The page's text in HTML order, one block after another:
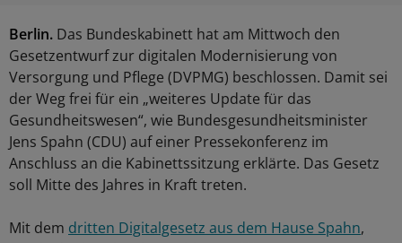
Berlin. Das Bundeskabinett hat am Mittwoch den
Gesetzentwurf zur digitalen Modernisierung von
Versorgung und Pflege (DVPMG) beschlossen. Damit sei
der Weg frei für ein „weiteres Update für das
Gesundheitswesen“, wie Bundesgesundheitsminister
Jens Spahn (CDU) auf einer Pressekonferenz im
Anschluss an die Kabinettssitzung erklärte. Das Gesetz
soll Mitte des Jahres in Kraft treten.
Mit dem dritten Digitalgesetz aus dem Hause Spahn,